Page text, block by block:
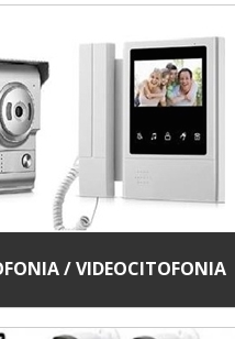
/ VIDEOCITOFONIA